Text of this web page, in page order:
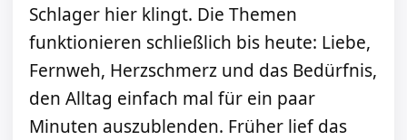
Schlager hier klingt. Die Themen
funktionieren schließlich bis heute: Liebe,
Fernweh, Herzschmerz und das Bedürfnis,
den Alltag einfach mal für ein paar
Minuten auszublenden. Früher lief das